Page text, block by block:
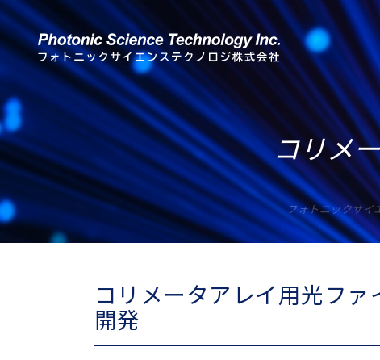
コリメ
フォトニックサイ
コリメータアレイ用光フ
開発